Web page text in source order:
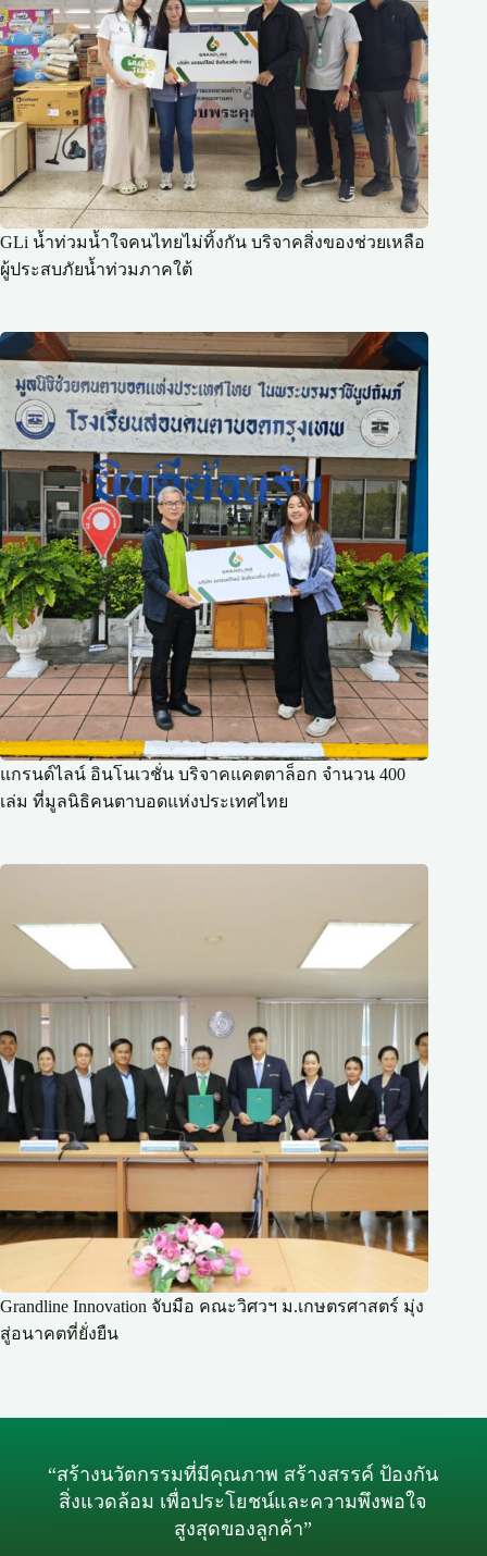
GLi น้ำท่วมน้ำใจคนไทยไม่ทิ้งกัน บริจาคสิ่งของช่วยเหลือ
ผู้ประสบภัยน้ำท่วมภาคใต้
แกรนด์ไลน์ อินโนเวชั่น บริจาคแคตตาล็อก จำนวน 400
เล่ม ที่มูลนิธิคนตาบอดแห่งประเทศไทย
Grandline Innovation จับมือ คณะวิศวฯ ม.เกษตรศาสตร์ มุ่ง
สู่อนาคตที่ยั่งยืน
“สร้างนวัตกรรมที่มีคุณภาพ สร้างสรรค์ ป้องกัน
สิ่งแวดล้อม เพื่อประโยชน์และความพึงพอใจ
สูงสุดของลูกค้า”